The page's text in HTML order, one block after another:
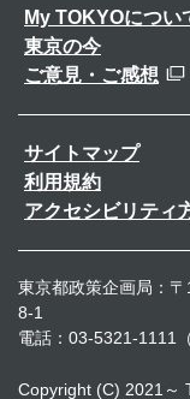
My TOKYOについ
東京の今
ご意見・ご感想
サイトマップ
利用規約
アクセシビリティ
東京都政策企画局：
8-1
電話：03-5321-1111（
Copyright (C) 2021～